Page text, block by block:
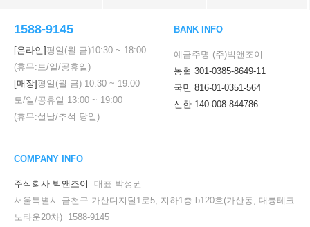
1588-9145
[온라인]평일(월-금)10:30 ~ 18:00
(휴무:토/일/공휴일)
[매장]평일(월-금) 10:30 ~ 19:00
토/일/공휴일 13:00 ~ 19:00
(휴무:설날/추석 당일)
BANK INFO
예금주명 (주)빅앤조이
농협 301-0385-8649-11
국민 816-01-0351-564
신한 140-008-844786
COMPANY INFO
주식회사 빅앤조이
대표 박성권
서울특별시 금천구 가산디지털1로5, 지하1층 b120호(가산동, 대륭테크
노타운20차) 1588-9145